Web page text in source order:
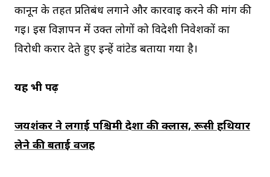
कानून के तहत प्रतिबंध लगाने और कार्रवाई करने की मांग की
गई। इस विज्ञापन में उक्त लोगों को विदेशी निवेशकों का
विरोधी करार देते हुए इन्हें वांटेड बताया गया है।
यह भी पढ़ें
जयशंकर ने लगाई पश्चिमी देशों की क्लास, रूसी हथियार
लेने की बताई वजह